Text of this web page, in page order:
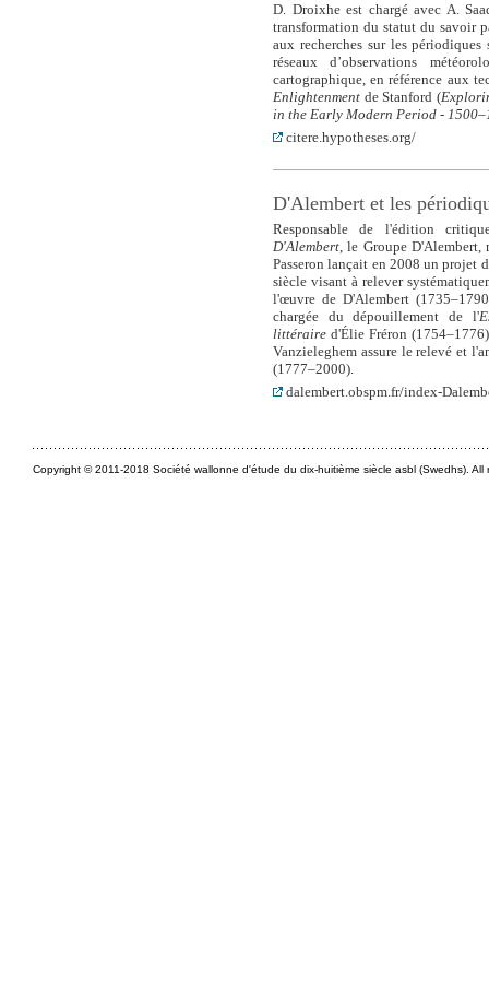
D. Droixhe est chargé avec A.
transformation du statut du savoir
aux recherches sur les
réseaux d’observations
cartographique, en référence aux
Enlightenment de Stanford (
in the Early Modern Period -
citere.hypotheses.org/
D'Alembert et les
Responsable de l'édition
D'Alembert, le Groupe D'Alembert,
Passeron lançait en 2008 un projet
siècle visant à relever
l'œuvre de D'Alembert
chargée du dépouillement de l'
littéraire d'Élie Fréron
Vanzieleghem assure le relevé et
(1777–2000).
dalembert.obspm.fr/index-
Copyright © 2011-2018 Société wallonne d'étude du dix-huitième siècle asbl (Swedhs). All